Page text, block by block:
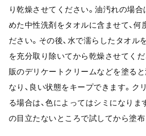
り乾燥させてください。油汚れの場合
めた中性洗剤をタオルに含ませて、何
ださい。その後、水で濡らしたタオル
を充分取り除いてから乾燥させてくだ
販のデリケートクリームなどを塗ると
なり、良い状態をキープできます。ク
る場合は、色によってはシミになりま
の目立たないところで試してから塗布